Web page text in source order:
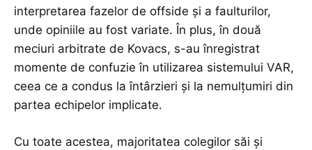
interpretarea fazelor de offside și a faulturilor,
unde opiniile au fost variate. În plus, în două
meciuri arbitrate de Kovacs, s-au înregistrat
momente de confuzie în utilizarea sistemului VAR,
ceea ce a condus la întârzieri și la nemulțumiri din
partea echipelor implicate.
Cu toate acestea, majoritatea colegilor săi și